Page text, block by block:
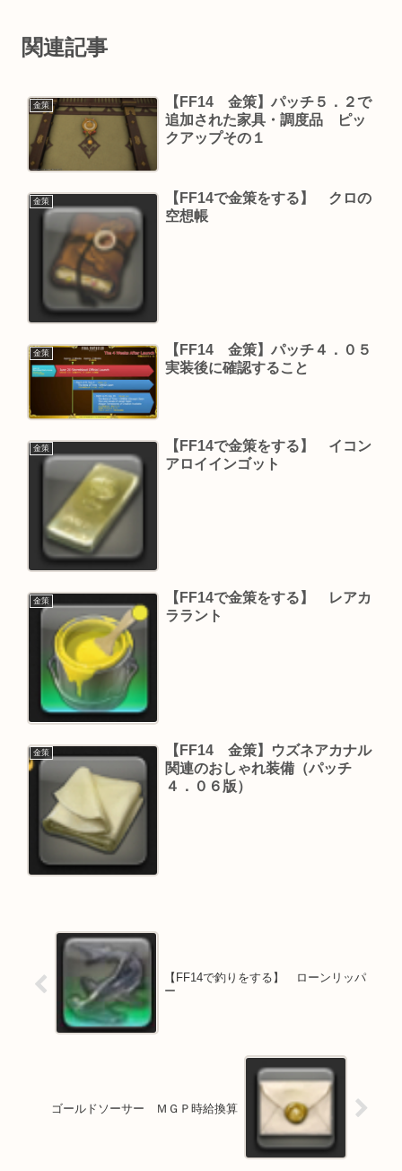
関連記事
金策
【FF14 金策】パッチ５．２で
追加された家具・調度品 ピッ
クアップその１
金策
【FF14で金策をする】 クロの
空想帳
金策
【FF14 金策】パッチ４．０５
実装後に確認すること
金策
【FF14で金策をする】 イコン
アロイインゴット
金策
【FF14で金策をする】 レアカ
ララント
金策
【FF14 金策】ウズネアカナル
関連のおしゃれ装備（パッチ
４．０６版）
【FF14で釣りをする】 ローンリッパ
ー
ゴールドソーサー ＭＧＰ時給換算